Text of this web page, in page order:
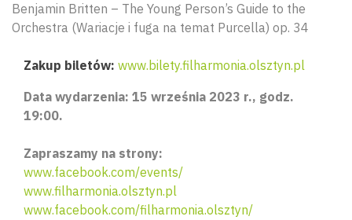
Benjamin Britten – The Young Person’s Guide to the
Orchestra (Wariacje i fuga na temat Purcella) op. 34
Zakup biletów: www.bilety.filharmonia.olsztyn.pl
Data wydarzenia: 15 września 2023 r., godz.
19:00.
Zapraszamy na strony:
www.facebook.com/events/
www.filharmonia.olsztyn.pl
www.facebook.com/filharmonia.olsztyn/